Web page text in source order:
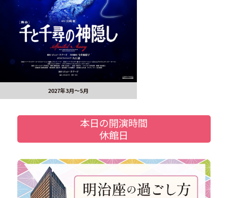
2027年3月～5月
本日の開演時間
休館日